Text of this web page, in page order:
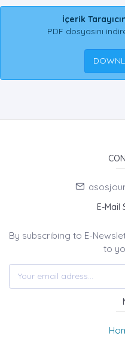
İçerik
PDF dosyasını
E-Mail
By subscribing to E-
to